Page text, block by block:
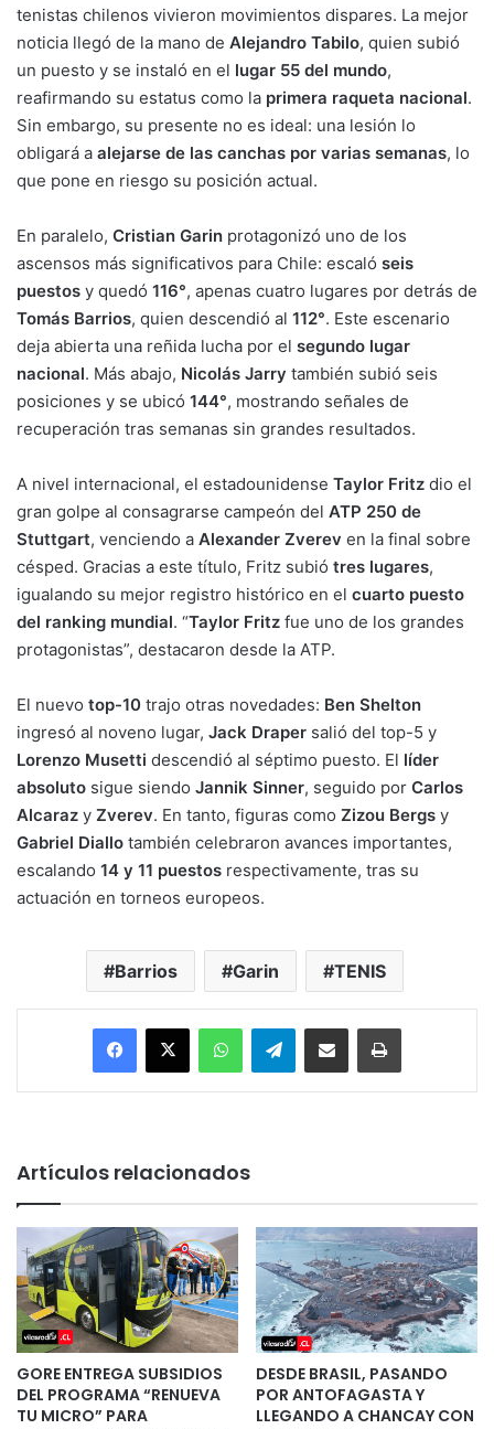
tenistas chilenos vivieron movimientos dispares. La mejor
noticia llegó de la mano de Alejandro Tabilo, quien subió
un puesto y se instaló en el lugar 55 del mundo,
reafirmando su estatus como la primera raqueta nacional.
Sin embargo, su presente no es ideal: una lesión lo
obligará a alejarse de las canchas por varias semanas, lo
que pone en riesgo su posición actual.
En paralelo, Cristian Garin protagonizó uno de los
ascensos más significativos para Chile: escaló seis
puestos y quedó 116°, apenas cuatro lugares por detrás de
Tomás Barrios, quien descendió al 112°. Este escenario
deja abierta una reñida lucha por el segundo lugar
nacional. Más abajo, Nicolás Jarry también subió seis
posiciones y se ubicó 144°, mostrando señales de
recuperación tras semanas sin grandes resultados.
A nivel internacional, el estadounidense Taylor Fritz dio el
gran golpe al consagrarse campeón del ATP 250 de
Stuttgart, venciendo a Alexander Zverev en la final sobre
césped. Gracias a este título, Fritz subió tres lugares,
igualando su mejor registro histórico en el cuarto puesto
del ranking mundial. “Taylor Fritz fue uno de los grandes
protagonistas”, destacaron desde la ATP.
El nuevo top-10 trajo otras novedades: Ben Shelton
ingresó al noveno lugar, Jack Draper salió del top-5 y
Lorenzo Musetti descendió al séptimo puesto. El líder
absoluto sigue siendo Jannik Sinner, seguido por Carlos
Alcaraz y Zverev. En tanto, figuras como Zizou Bergs y
Gabriel Diallo también celebraron avances importantes,
escalando 14 y 11 puestos respectivamente, tras su
actuación en torneos europeos.
Barrios Garin TENIS
Facebook
X WhatsAppTelegramEnviar vía email Imprimir
Artículos relacionados
GORE ENTREGA SUBSIDIOS
DEL PROGRAMA “RENUEVA
TU MICRO” PARA
DESDE BRASIL, PASANDO
POR ANTOFAGASTA Y
LLEGANDO A CHANCAY CON